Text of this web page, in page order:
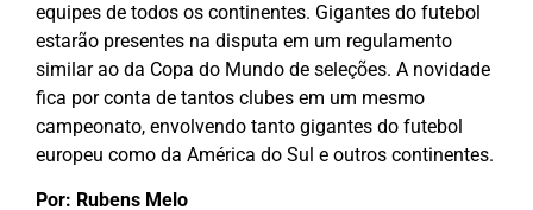
equipes de todos os continentes. Gigantes do futebol
estarão presentes na disputa em um regulamento
similar ao da Copa do Mundo de seleções. A novidade
fica por conta de tantos clubes em um mesmo
campeonato, envolvendo tanto gigantes do futebol
europeu como da América do Sul e outros continentes.
Por: Rubens Melo